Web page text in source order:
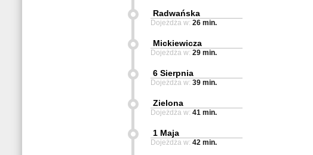
Radwańska
Dojeżdża w: 26 min.
Mickiewicza
Dojeżdża w: 29 min.
6 Sierpnia
Dojeżdża w: 39 min.
Zielona
Dojeżdża w: 41 min.
1 Maja
Dojeżdża w: 42 min.